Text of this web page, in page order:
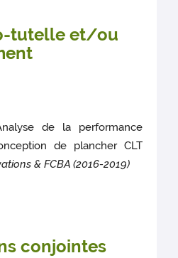
tutelle et/ou
de la performance
de plancher CLT
& FCBA (2016-2019)
conjointes